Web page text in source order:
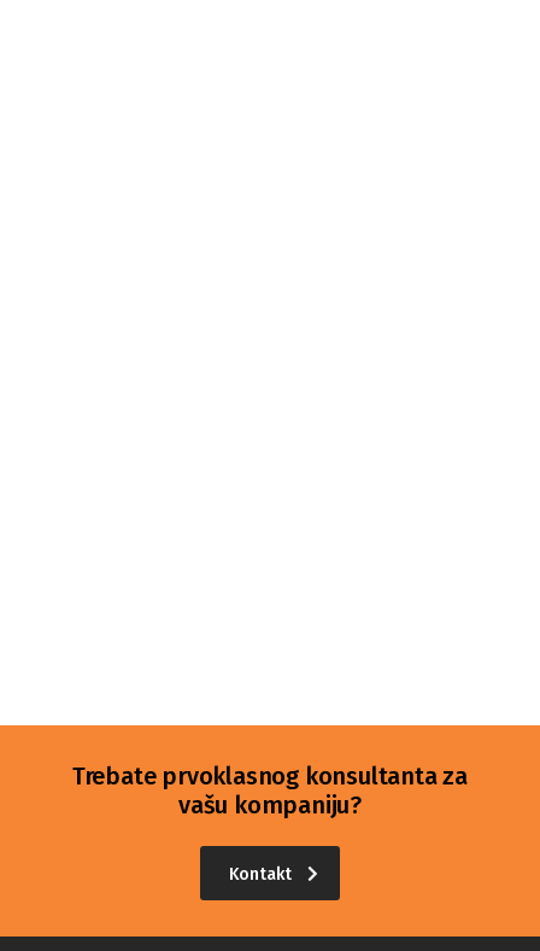
Trebate prvoklasnog konsultanta za
vašu kompaniju?
Kontakt